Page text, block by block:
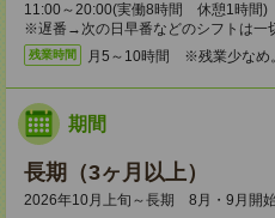
11:00～20:00(実働8時間 休憩1時間)
※遅番→次の日早番などのシフトは一
残業時間 月5～10時間 ※残業少なめ
期間
長期（3ヶ月以上）
2026年10月上旬～長期 8月・9月開